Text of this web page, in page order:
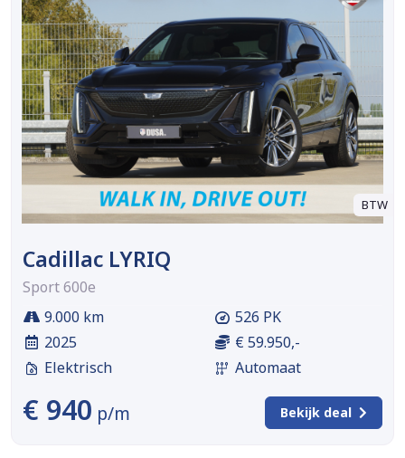
BTW
Cadillac LYRIQ
Sport 600e
9.000 km
2025
Elektrisch
526 PK
€ 59.950,-
Automaat
€ 940 p/m Bekijk deal